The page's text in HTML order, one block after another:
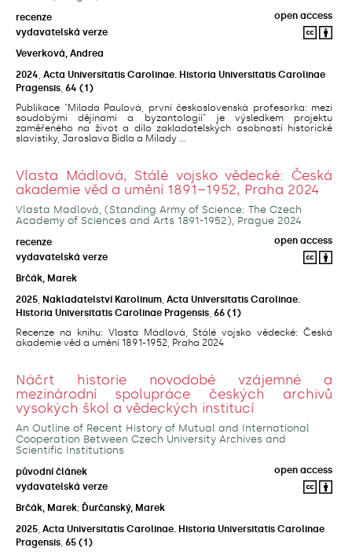
recenze
open access
vydavatelská verze
Veverková, Andrea
2024 Acta Universitatis Carolinae. Historia Universitatis Carolinae
Pragensis 64 (1)
Publikace "Milada Paulová, první československá profesorka: mezi
soudobými dějinami a byzantologií" je výsledkem projektu
zaměřeného na život a dílo zakladatelských osobností historické
slavistiky, Jaroslava Bidla a Milady ...
Vlasta Mádlová, Stálé vojsko vědecké: Česká
akademie věd a umění 1891–1952, Praha 2024
Vlasta Madlová, (Standing Army of Science: The Czech
Academy of Sciences and Arts 1891-1952), Prague 2024
recenze
open access
vydavatelská verze
Brčák, Marek
2025 Nakladatelství Karolinum Acta Universitatis Carolinae.
Historia Universitatis Carolinae Pragensis 66 (1)
Recenze na knihu: Vlasta Mádlová, Stálé vojsko vědecké: Česká
akademie věd a umění 1891-1952, Praha 2024
Náčrt historie novodobé vzájemné a
mezinárodní spolupráce českých archivů
vysokých škol a vědeckých institucí
An Outline of Recent History of Mutual and International
Cooperation Between Czech University Archives and
Scientific Institutions
původní článek
open access
vydavatelská verze
Brčák, Marek; Ďurčanský, Marek
2025 Acta Universitatis Carolinae. Historia Universitatis Carolinae
Pragensis 65 (1)